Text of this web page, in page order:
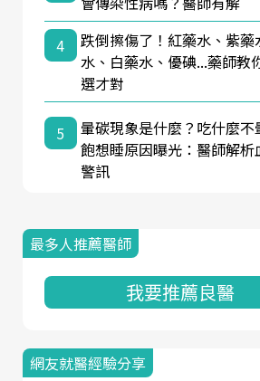
4
跌倒擦傷了！紅藥水、紫藥
水、白藥水、優碘...藥師教
選才對
5
暈碳現象是什麼？吃什麼不
飽想睡原因曝光：醫師解析
警訊
最多人推薦醫師
我要推薦良醫
網友就醫經驗分享